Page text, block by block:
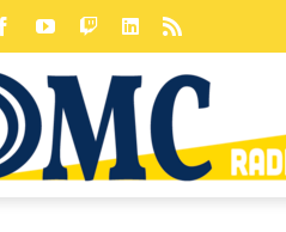
FacebookYouTube
TwitchLinkedIn